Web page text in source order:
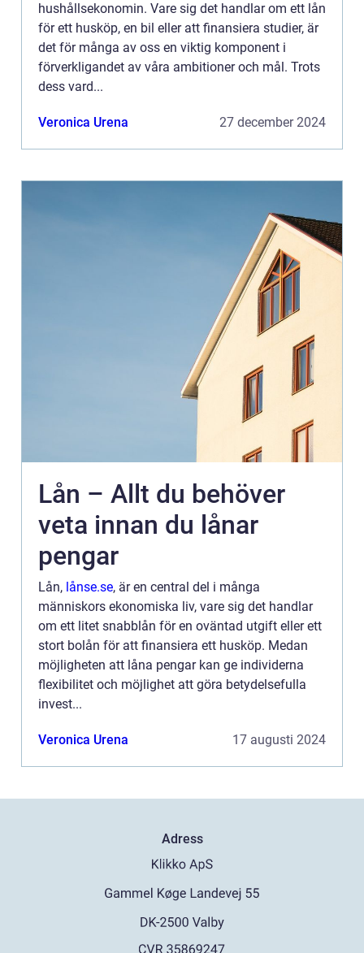
hushållsekonomin. Vare sig det handlar om ett lån
för ett husköp, en bil eller att finansiera studier, är
det för många av oss en viktig komponent i
förverkligandet av våra ambitioner och mål. Trots
dess vard...
Veronica Urena 27 december 2024
Lån – Allt du behöver
veta innan du lånar
pengar
Lån, lånse.se, är en central del i många
människors ekonomiska liv, vare sig det handlar
om ett litet snabblån för en oväntad utgift eller ett
stort bolån för att finansiera ett husköp. Medan
möjligheten att låna pengar kan ge individerna
flexibilitet och möjlighet att göra betydelsefulla
invest...
Veronica Urena 17 augusti 2024
Adress